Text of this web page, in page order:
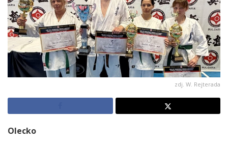
zdj. W. Rejterada
Olecko